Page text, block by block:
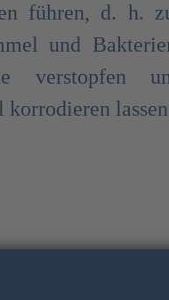
führen, d. h.
und
verstopfen
korrodieren